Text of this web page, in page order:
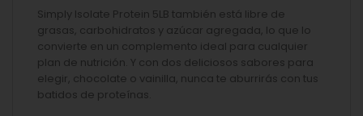
Simply Isolate Protein 5LB también está libre de
grasas, carbohidratos y azúcar agregada, lo que lo
convierte en un complemento ideal para cualquier
plan de nutrición. Y con dos deliciosos sabores para
elegir, chocolate o vainilla, nunca te aburrirás con tus
batidos de proteínas.